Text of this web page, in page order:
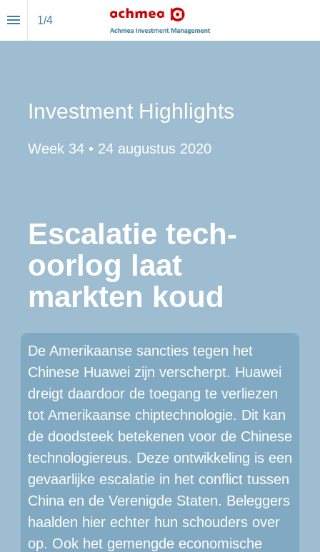
1/4
Investment Highlights
Week 34 • 24 augustus 2020
Escalatie tech-
oorlog laat
markten koud
De Amerikaanse sancties tegen het
Chinese Huawei zijn verscherpt. Huawei
dreigt daardoor de toegang te verliezen
tot Amerikaanse chiptechnologie. Dit kan
de doodsteek betekenen voor de Chinese
technologiereus. Deze ontwikkeling is een
gevaarlijke escalatie in het conflict tussen
China en de Verenigde Staten. Beleggers
haalden hier echter hun schouders over
op. Ook het gemengde economische